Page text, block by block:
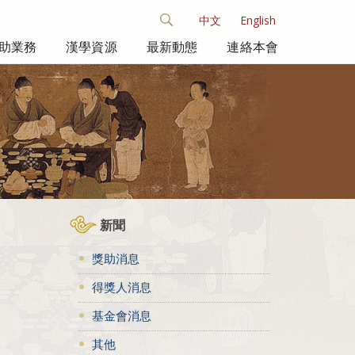
中文 English
業務 漢學資源 最新動態 連絡本會
新聞
獎助消息
得獎人消息
基金會消息
其他